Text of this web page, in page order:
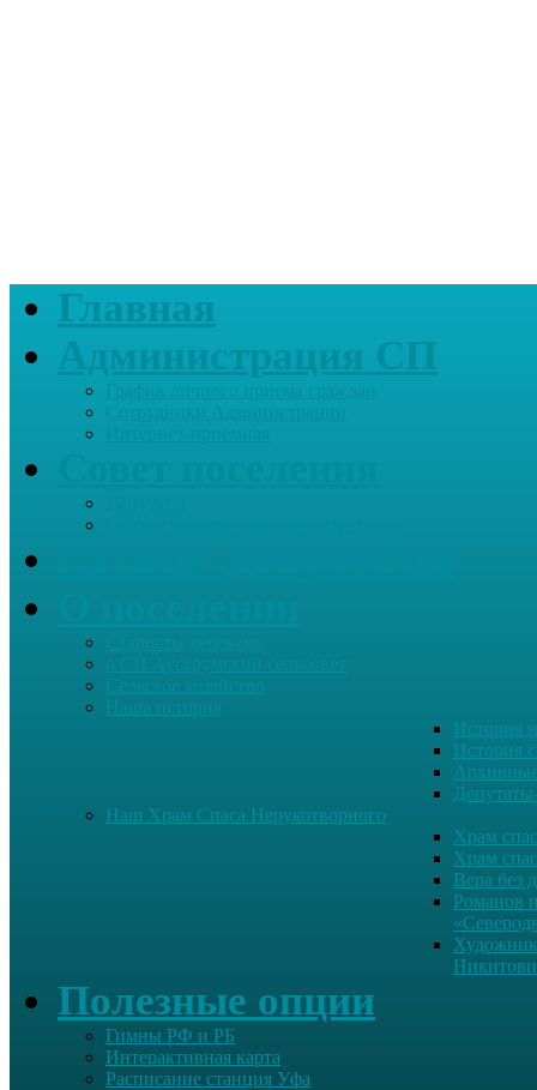
Главная
Наша история
История
История
Наш Храм Спаса Нерукотворного
Храм
Храм
Вера без
Романов
Полезные опции
Гимны РФ и РБ
Интерактивная карта
Расписание станция Уфа